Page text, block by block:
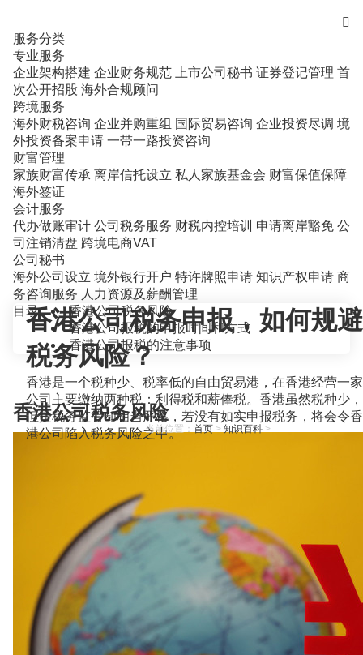

服务分类
专业服务
企业架构搭建 企业财务规范 上市公司秘书 证券登记管理 首
次公开招股 海外合规顾问
跨境服务
海外财税咨询 企业并购重组 国际贸易咨询 企业投资尽调 境
外投资备案申请 一带一路投资咨询
财富管理
家族财富传承 离岸信托设立 私人家族基金会 财富保值保障
海外签证
会计服务
代办做账审计 公司税务服务 财税内控培训 申请离岸豁免 公
司注销清盘 跨境电商VAT
公司秘书
海外公司设立 境外银行开户 特许牌照申请 知识产权申请 商
务咨询服务 人力资源及薪酬管理
当前位置： 首页> 知识百科>
香港公司税务申报，如何规避
税务风险？
香港是一个税种少、税率低的自由贸易港，在香港经营一家
公司主要缴纳两种税：利得税和薪俸税。香港虽然税种少，
但是税务监管却相当严格，若没有如实申报税务，将会令香
港公司陷入税务风险之中。
目录
香港公司税务风险
香港公司报税的申报时间和方式
香港公司报税的注意事项
香港公司税务风险